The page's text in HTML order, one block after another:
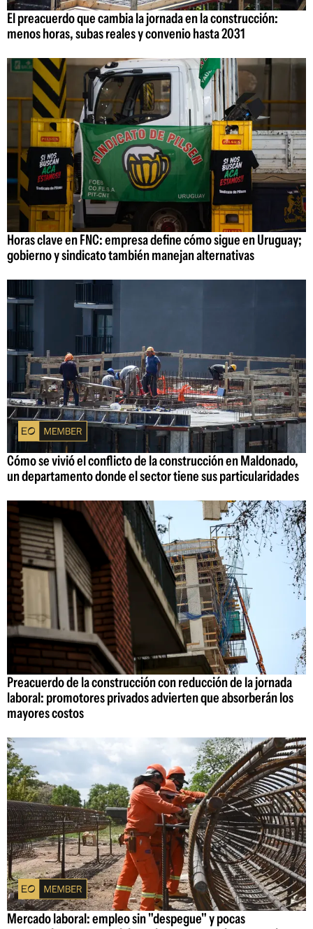
El preacuerdo que cambia la jornada en la construcción:
menos horas, subas reales y convenio hasta 2031
Horas clave en FNC: empresa define cómo sigue en Uruguay;
gobierno y sindicato también manejan alternativas
Cómo se vivió el conflicto de la construcción en Maldonado,
un departamento donde el sector tiene sus particularidades
Preacuerdo de la construcción con reducción de la jornada
laboral: promotores privados advierten que absorberán los
mayores costos
Mercado laboral: empleo sin "despegue" y pocas